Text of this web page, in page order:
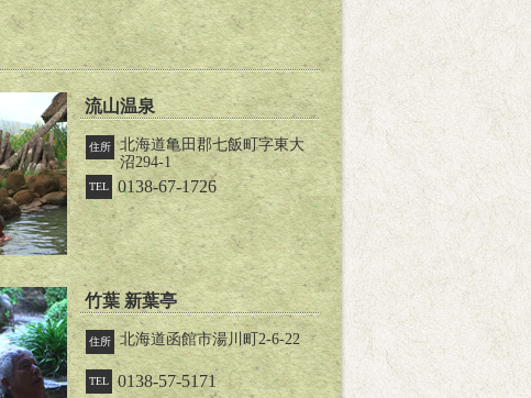
流山温泉
住所
北海道亀田郡七飯町字東大
沼294-1
TEL 0138-67-1726
竹葉 新葉亭
住所 北海道函館市湯川町2-6-22
TEL 0138-57-5171